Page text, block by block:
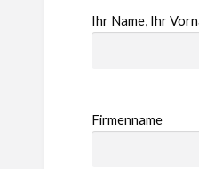
Ihr Name, Ihr
Firmenname